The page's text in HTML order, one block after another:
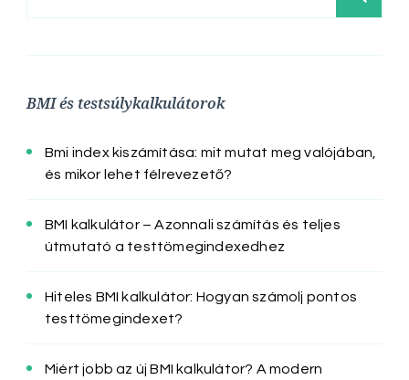
BMI és testsúlykalkulátorok
Bmi index kiszámítása: mit mutat meg valójában,
és mikor lehet félrevezető?
BMI kalkulátor – Azonnali számítás és teljes
útmutató a testtömegindexedhez
Hiteles BMI kalkulátor: Hogyan számolj pontos
testtömegindexet?
Miért jobb az új BMI kalkulátor? A modern